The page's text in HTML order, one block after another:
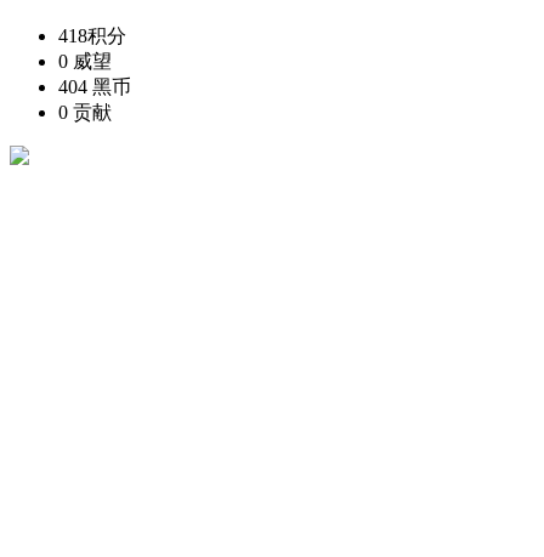
418积分
0 威望
404 黑币
0 贡献